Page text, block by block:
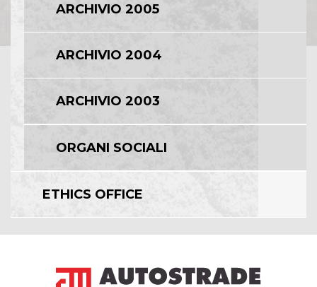
ARCHIVIO 2005
ARCHIVIO 2004
ARCHIVIO 2003
ORGANI SOCIALI
ETHICS OFFICE